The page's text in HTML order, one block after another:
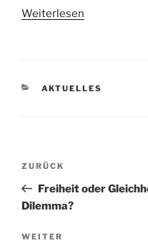
Weiterlesen
KATEGORIEN
AKTUELLES
Beitragsnavigation
Vorheriger
Beitrag
ZURÜCK
Freiheit oder
Dilemma?
Nächster
WEITER